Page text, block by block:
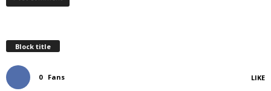
Block title
0 Fans LIKE